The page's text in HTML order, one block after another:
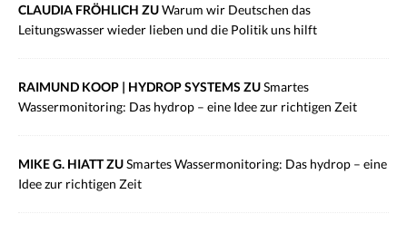
CLAUDIA FRÖHLICH ZUWarum wir Deutschen das
Leitungswasser wieder lieben und die Politik uns hilft
RAIMUND KOOP | HYDROP SYSTEMS ZUSmartes
Wassermonitoring: Das hydrop – eine Idee zur richtigen Zeit
MIKE G. HIATT ZUSmartes Wassermonitoring: Das hydrop – eine
Idee zur richtigen Zeit